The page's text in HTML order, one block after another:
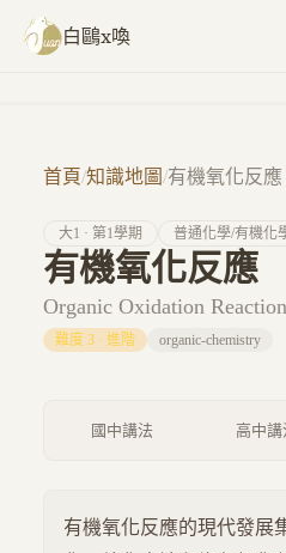
跳至主要內容
白鷗x喚
首頁/知識地圖/有機氧化反應
大1 · 第1學期 普通化學/有機化
有機氧化反應
Organic Oxidation
難度 3 · 進階 organic-chemistry
國中講法 高中講
有機氧化反應的現代發展